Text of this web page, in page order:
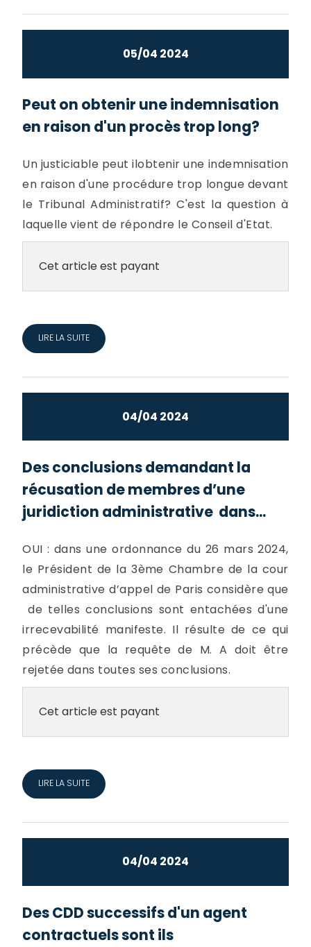
05/04 2024
Peut on obtenir une indemnisation
en raison d'un procès trop long?
Un justiciable peut ilobtenir une indemnisation
en raison d'une procédure trop longue devant
le Tribunal Administratif? C'est la question à
laquelle vient de répondre le Conseil d'Etat.
Cet article est payant
LIRE LA SUITE
04/04 2024
Des conclusions demandant la
récusation de membres d’une
juridiction administrative dans...
OUI : dans une ordonnance du 26 mars 2024,
le Président de la 3ème Chambre de la cour
administrative d’appel de Paris considère que
de telles conclusions sont entachées d'une
irrecevabilité manifeste. Il résulte de ce qui
précède que la requête de M. A doit être
rejetée dans toutes ses conclusions.
Cet article est payant
LIRE LA SUITE
04/04 2024
Des CDD successifs d'un agent
contractuels sont ils